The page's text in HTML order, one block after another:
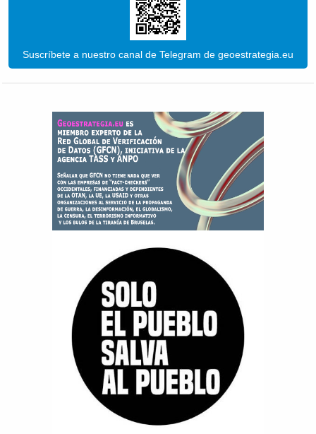
Suscríbete a nuestro canal de Telegram de geoestrategia.eu